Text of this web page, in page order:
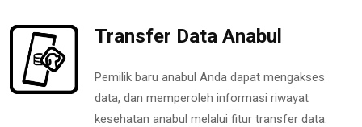
Transfer Data Anabul
Pemilik baru anabul Anda dapat mengakses
data, dan memperoleh informasi riwayat
kesehatan anabul melalui fitur transfer data.